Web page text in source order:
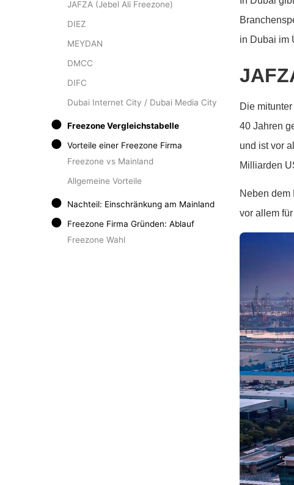
JAFZA (Jebel Ali Freezone)
DIEZ
MEYDAN
DMCC
DIFC
Dubai Internet City / Dubai Media City
Freezone Vergleichstabelle
Vorteile einer Freezone Firma
Freezone vs Mainland
Allgemeine Vorteile
Nachteil: Einschränkung am Mainland
Freezone Firma Gründen: Ablauf
Freezone Wahl
in Dubai im
Die
40 Jahren
und ist vor
Milliarden
Neben dem
vor allem